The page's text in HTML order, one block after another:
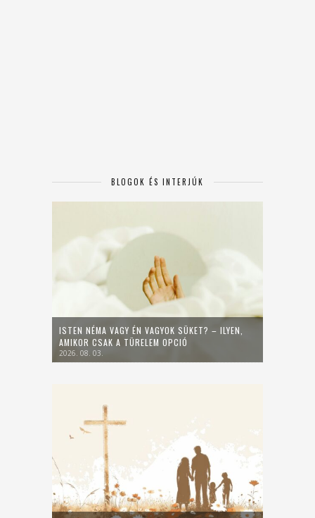
BLOGOK ÉS INTERJÚK
ISTEN NÉMA VAGY ÉN VAGYOK SÜKET? – ILYEN,
AMIKOR CSAK A TÜRELEM OPCIÓ
2026. 08. 03.